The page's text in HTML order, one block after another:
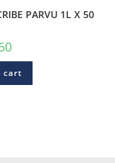
PARVU 1L X 50
cart